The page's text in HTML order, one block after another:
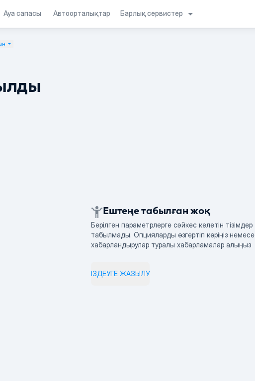
Ауа сапасы Автоорталықтар Барлық сервистер
Ештеңе табылған жоқ
Берілген параметрлерге сәйкес келетін тізімдер
табылмады. Опцияларды өзгертіп көріңіз немесе
хабарландырулар туралы хабарламалар алыңыз
ІЗДЕУГЕ ЖАЗЫЛУ